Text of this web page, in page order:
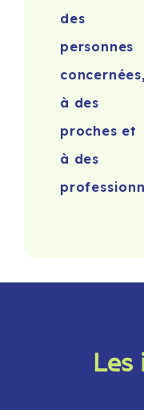
des
personnes
concernées,
à des
proches et
à des